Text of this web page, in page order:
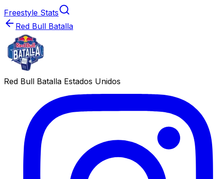
Freestyle Stats
Red Bull Batalla
Red Bull Batalla Estados Unidos